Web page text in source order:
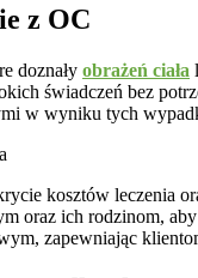
z OC
doznały obrażeń ciała
świadczeń bez
w wyniku tych
kosztów leczenia
oraz ich rodzinom,
zapewniając